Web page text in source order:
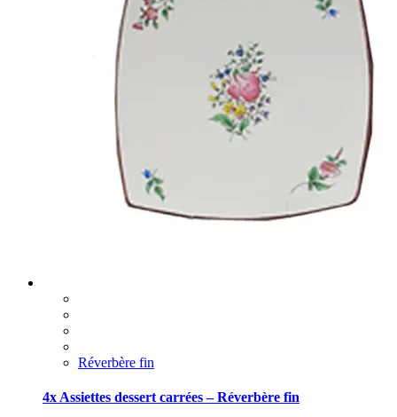
Réverbère fin
4x Assiettes dessert carrées – Réverbère fin